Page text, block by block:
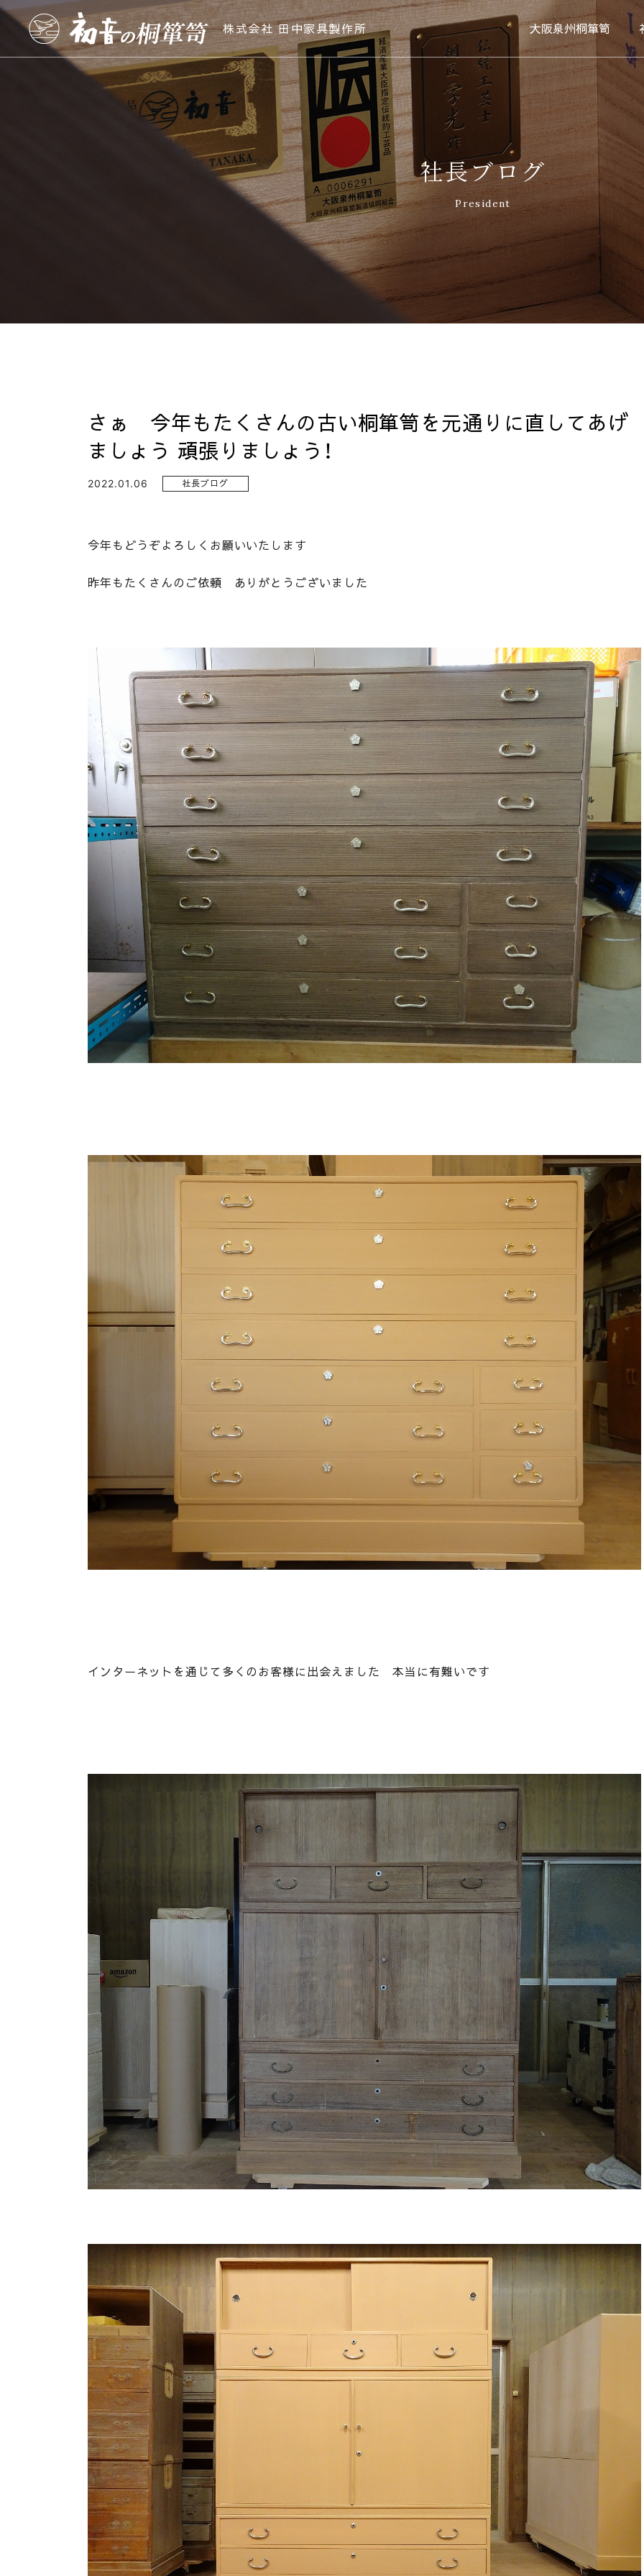
株式会社 田中家具製作所 大阪泉州桐箪笥
社長ブログ
President
さぁ 今年もたくさんの古い桐箪笥を元通りに直してあげ
ましょう 頑張りましょう！
2022.01.06 社長ブログ
今年もどうぞよろしくお願いいたします
昨年もたくさんのご依頼 ありがとうございました
インターネットを通じて多くのお客様に出会えました 本当に有難いです